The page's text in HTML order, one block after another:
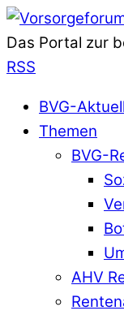
Das Portal zur
RSS
BVG-Aktuell
Themen
BVG-
AHV